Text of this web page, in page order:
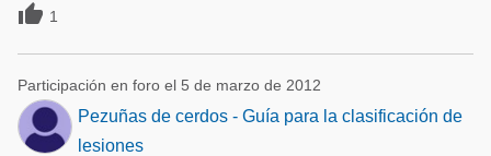
 1
Participación en foro el 5 de marzo de 2012
Pezuñas de cerdos - Guía para la clasificación de
lesiones